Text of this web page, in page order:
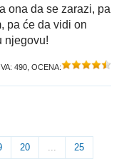
ona da se zarazi, pa
pa će da vidi on
njegovu!
490 , OCENA:
20 ... 25